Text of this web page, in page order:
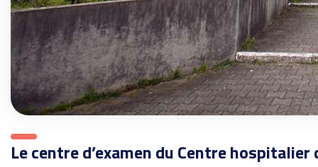
Le centre d’examen du Centre hospitalier